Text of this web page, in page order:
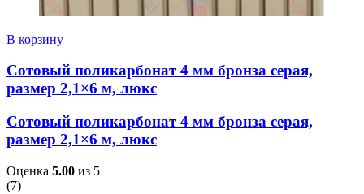
В корзину
Сотовый поликарбонат 4 мм бронза серая,
размер 2,1×6 м, люкс
Сотовый поликарбонат 4 мм бронза серая,
размер 2,1×6 м, люкс
Оценка 5.00 из 5
(7)